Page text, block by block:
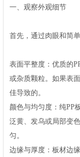
一、观察外观细节
首先，通过肉眼和简
表面平整度‌：优质的
或杂质颗粒‌。如果表
佳导致的。
颜色与均匀度‌：纯PP
泛黄、发乌或局部变
匀。
边缘与厚度‌：板材边